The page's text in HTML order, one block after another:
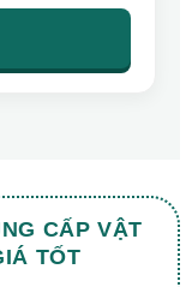
CẤP VẬT
TỐT